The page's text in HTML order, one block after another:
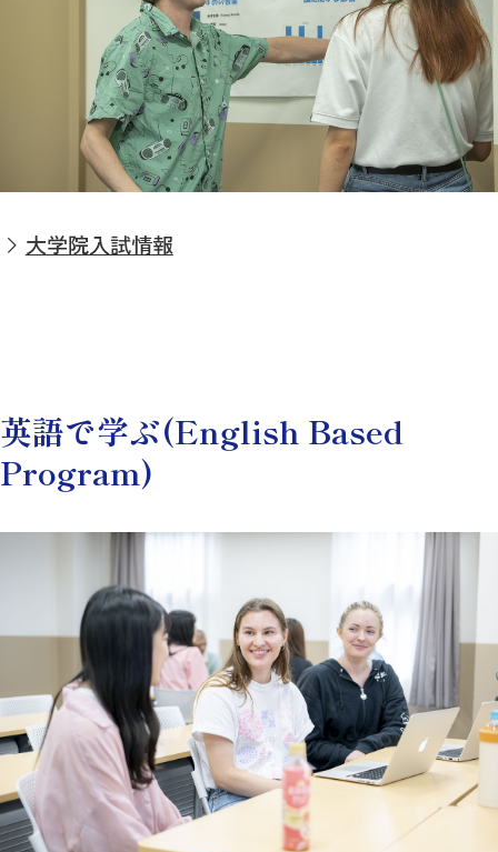
大学院入試情報
英語で学ぶ(English Based
Program)